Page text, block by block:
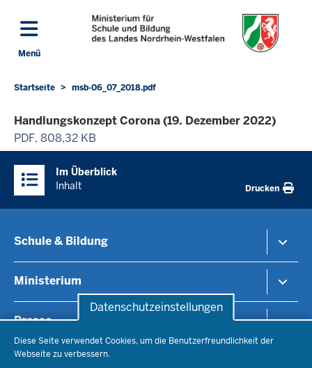
Datenschutzeinstellungen
Diese Seite verwendet Cookies, um die Benutzerfreundlichkeit der
Webseite zu verbessern.
Direkt zum Inhalt
Menü
Sie
sich
hier
Startseite msb-06_07_2018.pdf
Handlungskonzept Corona (19. Dezember 2022)
PDF, 808,32 KB
Inhalte
Im Überblick
Inhalt
Drucken
Schule & Bildung
Recht
Schulleben
Ministerium
Ministerin Dorothee Feller
Organisation
Presse
Pressemitteilungen
Service